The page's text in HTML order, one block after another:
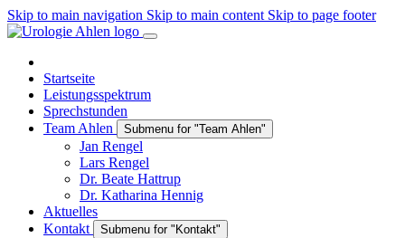
Skip to main navigation Skip to main content Skip to page footer
Startseite
Leistungsspektrum
Sprechstunden
Team Ahlen
Submenu for "Team Ahlen"
Jan Rengel
Lars Rengel
Dr. Beate Hattrup
Dr. Katharina Hennig
Aktuelles
Kontakt
Submenu for "Kontakt"